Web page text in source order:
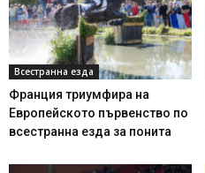
Всестранна езда
Франция триумфира на
Европейското първенство по
всестранна езда за понита